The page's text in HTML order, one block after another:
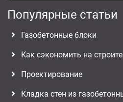
Популярные статьи
Газобетонные блоки
Как сэкономить на
Проектирование
Кладка стен из